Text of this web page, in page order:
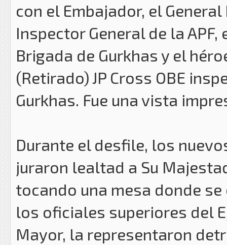
con el Embajador, el
Inspector General de la
Brigada de Gurkhas y el
(Retirado) JP Cross OBE
Gurkhas. Fue una vista
Durante el desfile, los
juraron lealtad a Su
tocando una mesa donde
los oficiales superiores del
Mayor, la representaron